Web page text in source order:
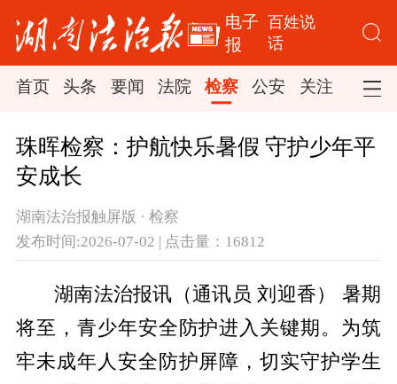
电子
报
百姓说
话
首页 头条 要闻 法院 检察 公安 关注 司法
珠晖检察：护航快乐暑假 守护少年平
安成长
湖南法治报触屏版 · 检察
发布时间:2026-07-02 | 点击量：16812
湖南法治报讯（通讯员 刘迎香） 暑期
将至，青少年安全防护进入关键期。为筑
牢未成年人安全防护屏障，切实守护学生